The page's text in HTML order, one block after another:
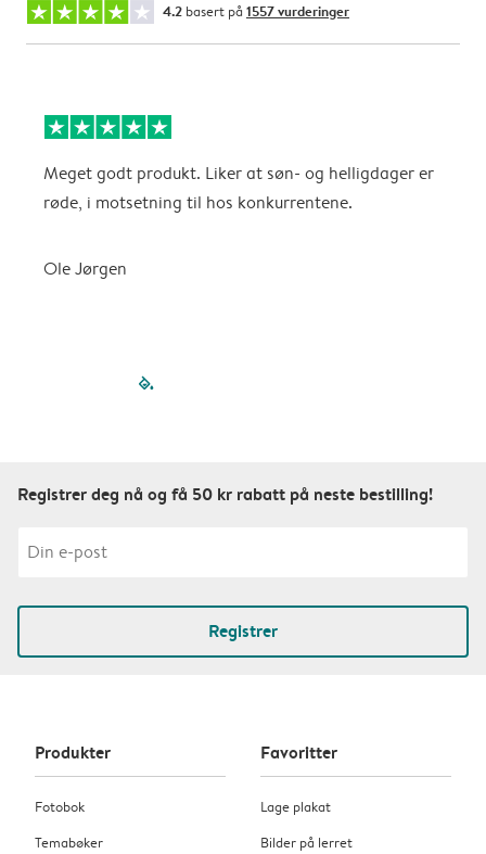
4.2 basert på 1557 vurderinger
Meget godt produkt. Liker at søn- og helligdager er
røde, i motsetning til hos konkurrentene.
Ole Jørgen
filled-pagination
Registrer deg nå og få 50 kr rabatt på neste bestilling!
Registrer
Produkter
Fotobok
Temabøker
Favoritter
Lage plakat
Bilder på lerret